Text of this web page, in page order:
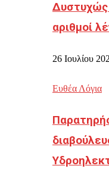
Δυστυχώς
αριθμοί
26 Ιουλίου
Ευθέα Λόγια